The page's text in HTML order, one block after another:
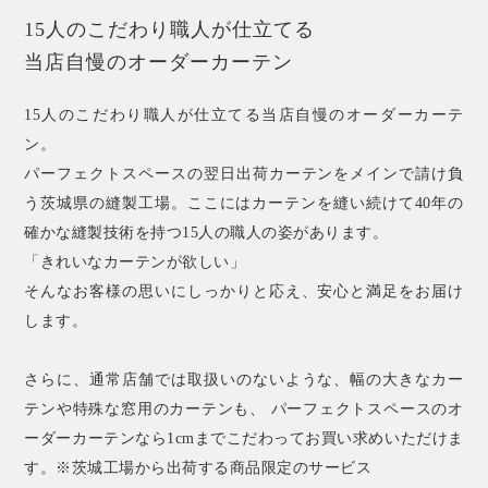
15人のこだわり職人が仕立てる
当店自慢のオーダーカーテン
15人のこだわり職人が仕立てる当店自慢のオーダーカーテ
ン。
パーフェクトスペースの翌日出荷カーテンをメインで請け負
う茨城県の縫製工場。ここにはカーテンを縫い続けて40年の
確かな縫製技術を持つ15人の職人の姿があります。
「きれいなカーテンが欲しい」
そんなお客様の思いにしっかりと応え、安心と満足をお届け
します。
さらに、通常店舗では取扱いのないような、幅の大きなカー
テンや特殊な窓用のカーテンも、 パーフェクトスペースのオ
ーダーカーテンなら1cmまでこだわってお買い求めいただけま
す。※茨城工場から出荷する商品限定のサービス